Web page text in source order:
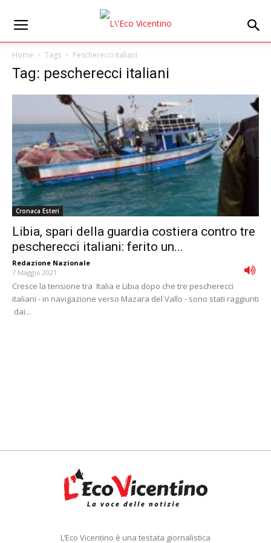
Home Tags Pescherecci italiani
Tag: pescherecci italiani
Cronaca Esteri
Libia, spari della guardia costiera contro tre
pescherecci italiani: ferito un...
Redazione Nazionale -
7 Maggio 2021
Cresce la tensione tra Italia e Libia dopo che tre pescherecci
italiani - in navigazione verso Mazara del Vallo - sono stati raggiunti
dai...
L’Eco Vicentino è una testata giornalistica